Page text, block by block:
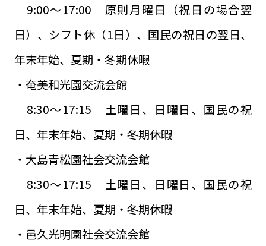
9:00～17:00 原則月曜日（祝日の場合翌
日）、シフト休（1日）、国民の祝日の翌日、
年末年始、夏期・冬期休暇
・奄美和光園交流会館
8:30～17:15 土曜日、日曜日、国民の祝
日、年末年始、夏期・冬期休暇
・大島青松園社会交流会館
8:30～17:15 土曜日、日曜日、国民の祝
日、年末年始、夏期・冬期休暇
・邑久光明園社会交流会館